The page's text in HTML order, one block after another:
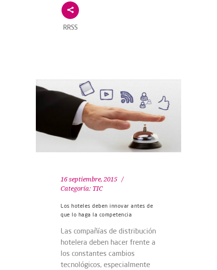
RRSS
16 septiembre, 2015
Categoría: TIC
Los hoteles deben innovar antes de
que lo haga la competencia
Las compañías de distribución
hotelera deben hacer frente a
los constantes cambios
tecnológicos, especialmente